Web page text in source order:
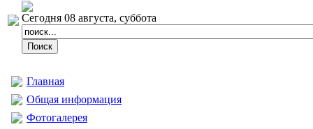
Сегодня 08 августа, суббота
Главная
Общая информация
Фотогалерея